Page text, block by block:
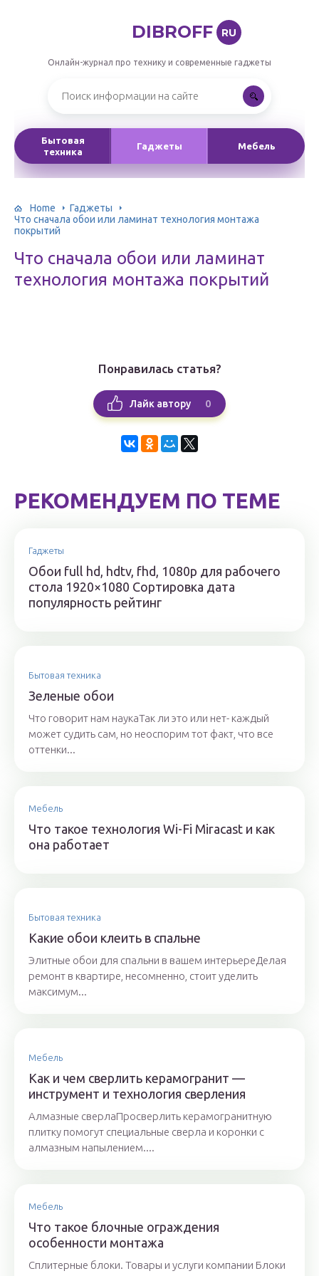
DIBROFF RU
Онлайн-журнал про технику и современные гаджеты
Бытовая
техника
Гаджеты Мебель
Home
Гаджеты
Что сначала обои или ламинат технология монтажа
покрытий
Что сначала обои или ламинат
технология монтажа покрытий
Понравилась статья?
Лайк автору 0
РЕКОМЕНДУЕМ ПО ТЕМЕ
Гаджеты
Обои full hd, hdtv, fhd, 1080p для рабочего
стола 1920×1080 Сортировка дата
популярность рейтинг
Бытовая техника
Зеленые обои
Что говорит нам наукаТак ли это или нет- каждый
может судить сам, но неоспорим тот факт, что все
оттенки...
Мебель
Что такое технология Wi-Fi Miracast и как
она работает
Бытовая техника
Какие обои клеить в спальне
Элитные обои для спальни в вашем интерьереДелая
ремонт в квартире, несомненно, стоит уделить
максимум...
Мебель
Как и чем сверлить керамогранит —
инструмент и технология сверления
Алмазные сверлаПросверлить керамогранитную
плитку помогут специальные сверла и коронки с
алмазным напылением....
Мебель
Что такое блочные ограждения
особенности монтажа
Сплитерные блоки. Товары и услуги компании Блоки